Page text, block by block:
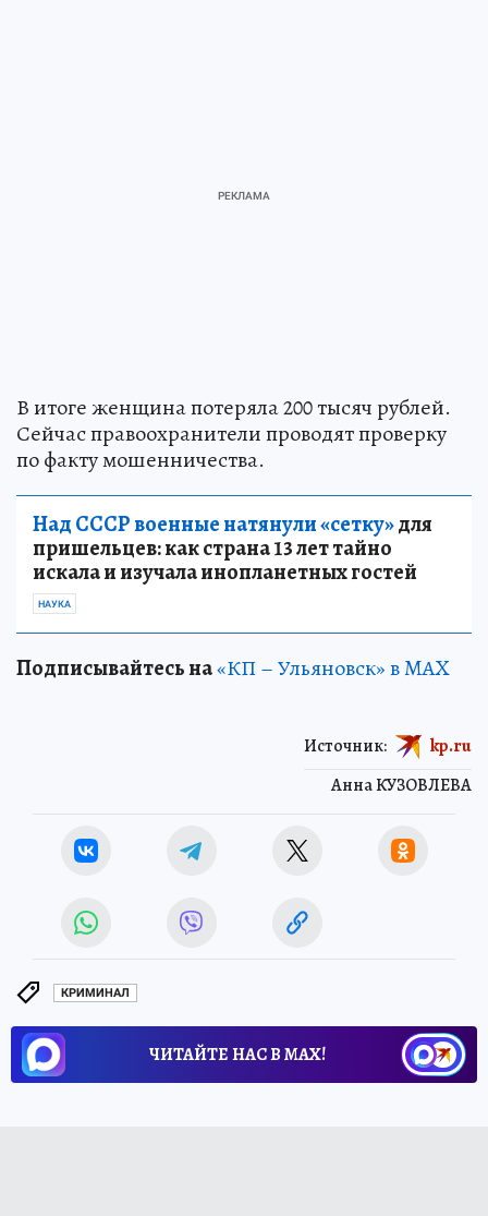
В итоге женщина потеряла 200 тысяч рублей.
Сейчас правоохранители проводят проверку
по факту мошенничества.
Над СССР военные натянули «сетку»для
пришельцев: как страна 13 лет тайно
искала и изучала инопланетных гостей
НАУКА
Подписывайтесь на«КП – Ульяновск» в MAX
Анна КУЗОВЛЕВА
Источник: kp.ru
КРИМИНАЛ
ЧИТАЙТЕ НАС В МАХ!